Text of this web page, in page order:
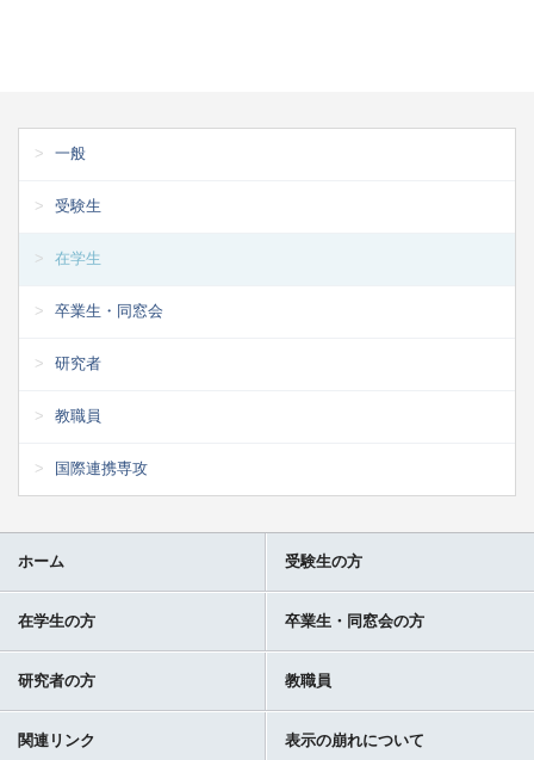
一般
受験生
在学生
卒業生・同窓会
研究者
教職員
国際連携専攻
ホーム 受験生の方
在学生の方 卒業生・同窓会の方
研究者の方 教職員
関連リンク 表示の崩れについて